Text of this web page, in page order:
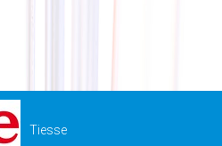
Tiesse